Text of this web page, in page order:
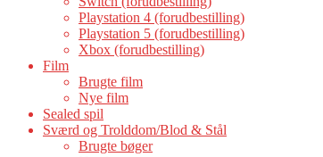
Playstation 4 (forudbestilling)
Playstation 5 (forudbestilling)
Xbox (forudbestilling)
Film
Brugte film
Nye film
Sealed spil
Sværd og Trolddom/Blod & Stål
Brugte bøger